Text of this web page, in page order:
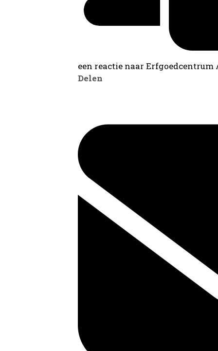
een reactie naar
Delen